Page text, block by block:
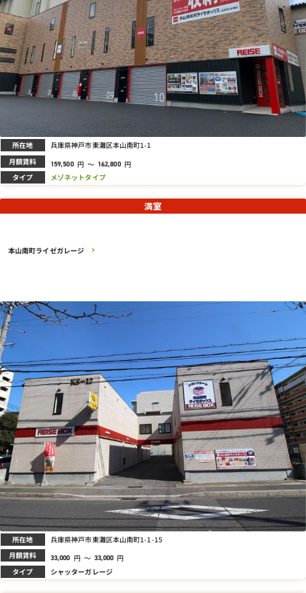
所在地 兵庫県神戸市東灘区本山南町1-1
月額賃料 159,500 円 ～ 162,800 円
タイプ メゾネットタイプ
本山南町ライゼガレージ
満室
所在地 兵庫県神戸市東灘区本山南町1-1-15
月額賃料 33,000 円 ～ 33,000 円
タイプ シャッターガレージ